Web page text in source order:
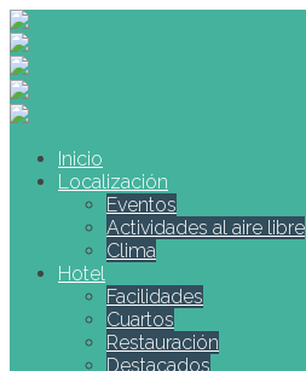
Inicio
Localización
Eventos
Actividades al aire libre
Clima
Hotel
Facilidades
Cuartos
Restauración
Destacados